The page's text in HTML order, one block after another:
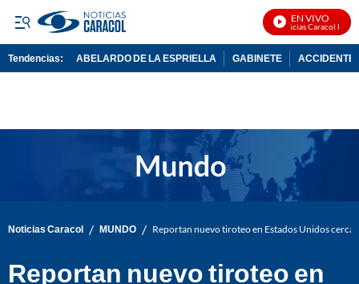
EN VIVO
Noticias Caracol En
Tendencias: ABELARDO DE LA ESPRIELLA GABINETE ACCIDENTE
Noticias Caracol / MUNDO / Reportan nuevo tiroteo en Estados Unidos cerca
Reportan nuevo tiroteo en